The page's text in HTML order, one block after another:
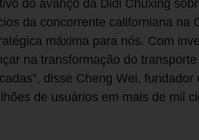
do avanço da Didi Chuxing
da concorrente californiana na
máxima para nós. Com
na transformação do
disse Cheng Wei, fundador
de usuários em mais de mil